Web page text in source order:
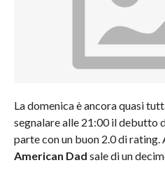
La domenica è ancora quasi
segnalare alle 21:00 il debutto
parte con un buon 2.0 di
American Dad sale di un